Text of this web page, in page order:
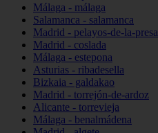
Málaga - málaga
Salamanca - salamanca
Madrid - pelayos-de-la-presa
Madrid - coslada
Málaga - estepona
Asturias - ribadesella
Bizkaia - galdakao
Madrid - torrejón-de-ardoz
Alicante - torrevieja
Málaga - benalmádena